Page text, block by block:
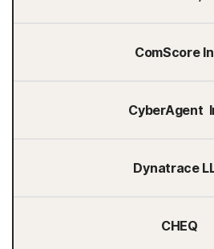
ComScore
CyberAgent
Dynatrace
CHEQ